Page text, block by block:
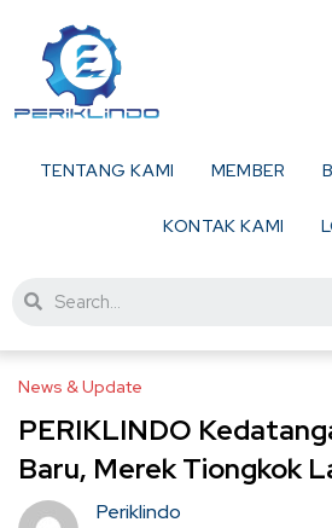
TENTANG KAMI MEMBER
KONTAK KAMI
News & Update
PERIKLINDO
Baru, Merek Tiongkok
Periklindo